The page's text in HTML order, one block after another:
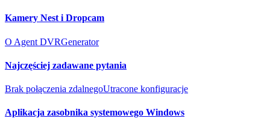
Kamery Nest i Dropcam
O Agent DVRGenerator
Najczęściej zadawane pytania
Brak połączenia zdalnegoUtracone konfiguracje
Aplikacja zasobnika systemowego Windows